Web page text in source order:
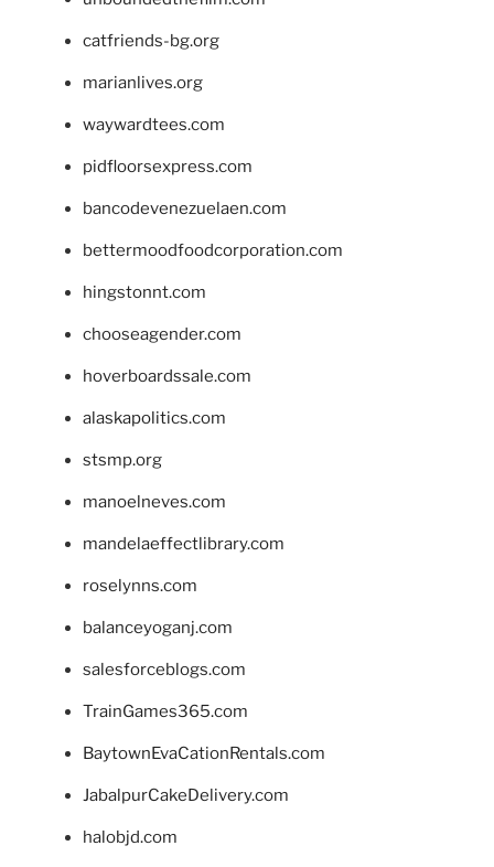
catfriends-bg.org
marianlives.org
waywardtees.com
pidfloorsexpress.com
bancodevenezuelaen.com
bettermoodfoodcorporation.com
hingstonnt.com
chooseagender.com
hoverboardssale.com
alaskapolitics.com
stsmp.org
manoelneves.com
mandelaeffectlibrary.com
roselynns.com
balanceyoganj.com
salesforceblogs.com
TrainGames365.com
BaytownEvaCationRentals.com
JabalpurCakeDelivery.com
halobjd.com